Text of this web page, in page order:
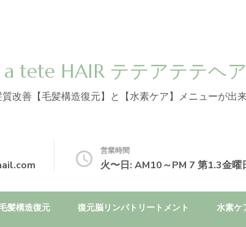
tete HAIR テテアテテヘ
改善【毛髪構造復元】と【水素ケア】メニューが出
営業時間
火〜日: AM10～PM 7 第1.3金
髪構造復元 復元脳リンパトリートメント 水素ケ